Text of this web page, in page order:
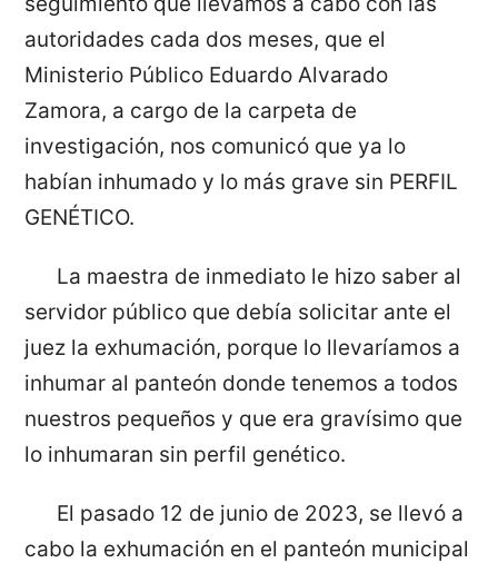
autoridades cada dos meses, que el
Ministerio Público Eduardo Alvarado
Zamora, a cargo de la carpeta de
investigación, nos comunicó que ya lo
habían inhumado y lo más grave sin PERFIL
GENÉTICO.
La maestra de inmediato le hizo saber al
servidor público que debía solicitar ante el
juez la exhumación, porque lo llevaríamos a
inhumar al panteón donde tenemos a todos
nuestros pequeños y que era gravísimo que
lo inhumaran sin perfil genético.
El pasado 12 de junio de 2023, se llevó a
cabo la exhumación en el panteón municipal